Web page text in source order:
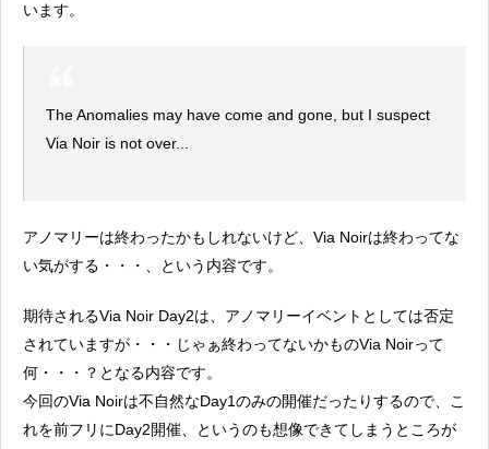
います。
The Anomalies may have come and gone, but I suspect
Via Noir is not over...
アノマリーは終わったかもしれないけど、Via Noirは終わってな
い気がする・・・、という内容です。
期待されるVia Noir Day2は、アノマリーイベントとしては否定
されていますが・・・じゃぁ終わってないかものVia Noirって
何・・・？となる内容です。
今回のVia Noirは不自然なDay1のみの開催だったりするので、こ
れを前フリにDay2開催、というのも想像できてしまうところが